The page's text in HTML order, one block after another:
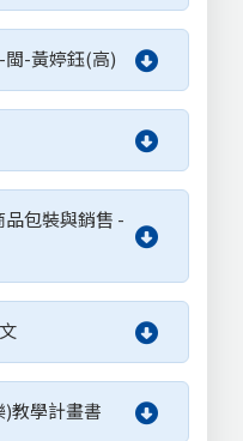
閩-黃婷鈺(高)
品包裝與銷售 -
教學計畫書